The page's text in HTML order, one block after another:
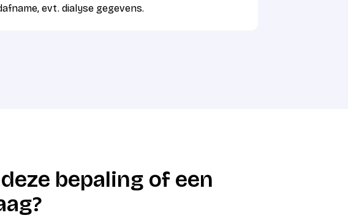
evt. dialyse gegevens.
bepaling of een